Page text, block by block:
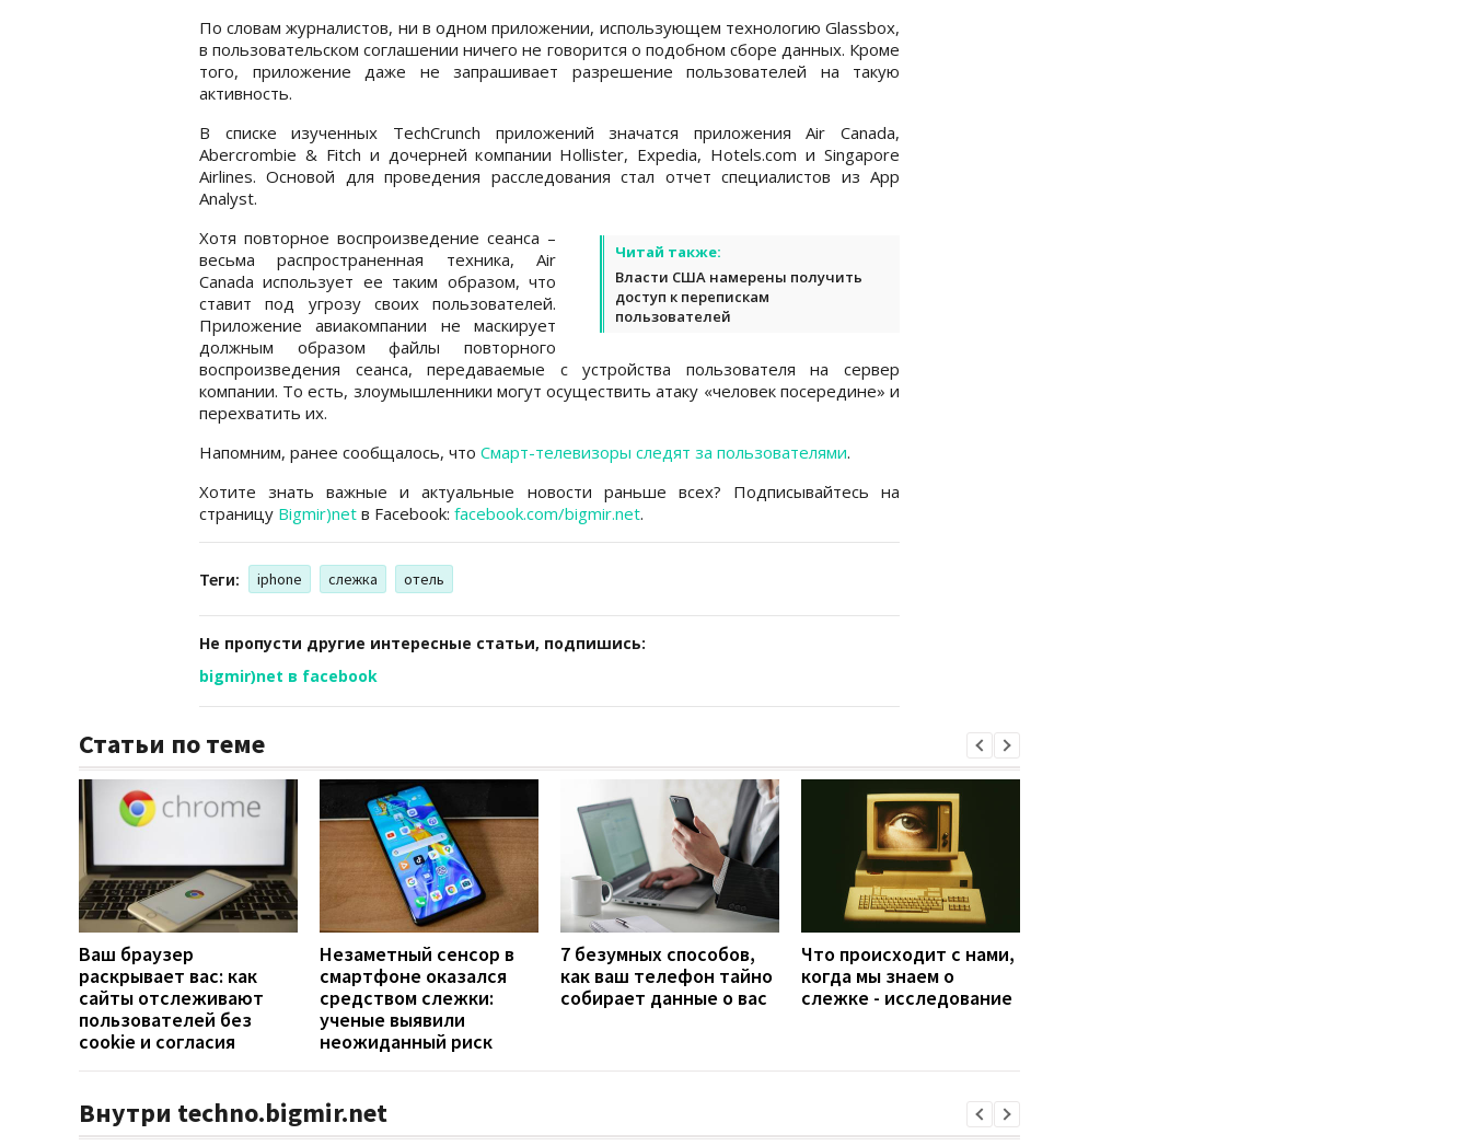
По словам журналистов, ни в одном приложении, использующем технологию Glassbox,
в пользовательском соглашении ничего не говорится о подобном сборе данных. Кроме
того, приложение даже не запрашивает разрешение пользователей на такую
активность.
В списке изученных TechCrunch приложений значатся приложения Air Canada,
Abercrombie & Fitch и дочерней компании Hollister, Expedia, Hotels.com и Singapore
Airlines. Основой для проведения расследования стал отчет специалистов из App
Analyst.
Читай также:
Власти США намерены получить
доступ к перепискам
пользователей
Хотя повторное воспроизведение сеанса –
весьма распространенная техника, Air
Canada использует ее таким образом, что
ставит под угрозу своих пользователей.
Приложение авиакомпании не маскирует
должным образом файлы повторного
воспроизведения сеанса, передаваемые с устройства пользователя на сервер
компании. То есть, злоумышленники могут осуществить атаку «человек посередине» и
перехватить их.
Напомним, ранее сообщалось, что Смарт-телевизоры следят за пользователями.
Хотите знать важные и актуальные новости раньше всех? Подписывайтесь на
страницу Bigmir)net в Facebook: facebook.com/bigmir.net.
Теги: iphone слежка отель
Не пропусти другие интересные статьи, подпишись:
bigmir)net в facebook
Статьи по теме
Ваш браузер
раскрывает вас: как
сайты отслеживают
пользователей без
cookie и согласия
Незаметный сенсор в
смартфоне оказался
средством слежки:
ученые выявили
неожиданный риск
7 безумных способов,
как ваш телефон тайно
собирает данные о вас
Что происходит с нами,
когда мы знаем о
слежке - исследование
Внутри techno.bigmir.net